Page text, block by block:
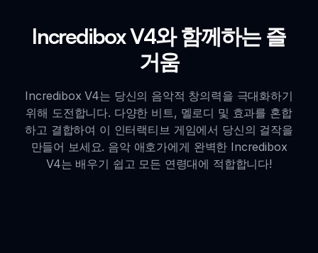
Incredibox V4와 함께하는 즐
거움
Incredibox V4는 당신의 음악적 창의력을 극대화하기
위해 도전합니다. 다양한 비트, 멜로디 및 효과를 혼합
하고 결합하여 이 인터랙티브 게임에서 당신의 걸작을
만들어 보세요. 음악 애호가에게 완벽한 Incredibox
V4는 배우기 쉽고 모든 연령대에 적합합니다!